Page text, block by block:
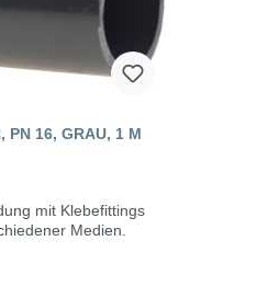
PN 16, GRAU, 1 M
mit Klebefittings
Medien.